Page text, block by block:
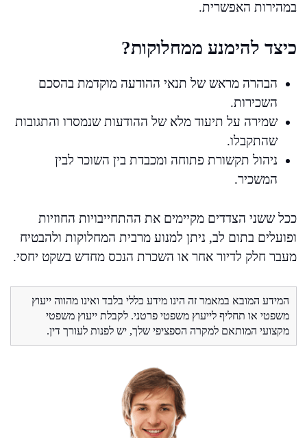
במהירות האפשרית.
כיצד להימנע ממחלוקות?
הבהרה מראש של תנאי ההודעה מוקדמת בהסכם
השכירות.
שמירה על תיעוד מלא של ההודעות שנמסרו והתגובות
שהתקבלו.
ניהול תקשורת פתוחה ומכבדת בין השוכר לבין
המשכיר.
ככל ששני הצדדים מקיימים את ההתחייבויות החוזיות
ופועלים בתום לב, ניתן למנוע מרבית המחלוקות ולהבטיח
מעבר חלק לדיור אחר או השכרת הנכס מחדש בשקט יחסי.
המידע המובא במאמר זה הינו מידע כללי בלבד ואינו מהווה ייעוץ
משפטי או תחליף לייעוץ משפטי פרטני. לקבלת ייעוץ משפטי
מקצועי המותאם למקרה הספציפי שלך, יש לפנות לעורך דין.